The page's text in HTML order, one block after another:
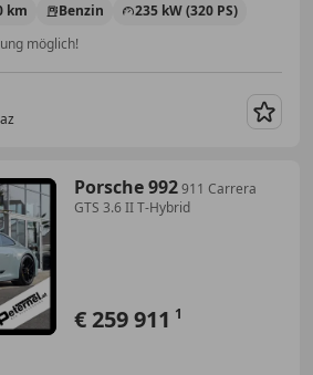
km Benzin
235 kW (320 PS)
möglich!
Porsche 992911 Carrera
GTS 3.6 II T-Hybrid
€ 259 911 1